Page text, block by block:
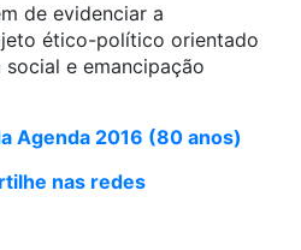
de evidenciar a
ético-político orientado
e emancipação
Agenda 2016 (80 anos)
nas redes